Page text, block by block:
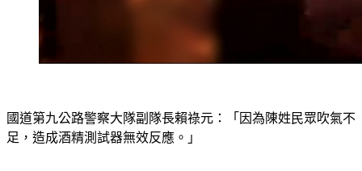
國道第九公路警察大隊副隊長賴祿元：「因為陳姓民眾吹氣不
足，造成酒精測試器無效反應。」